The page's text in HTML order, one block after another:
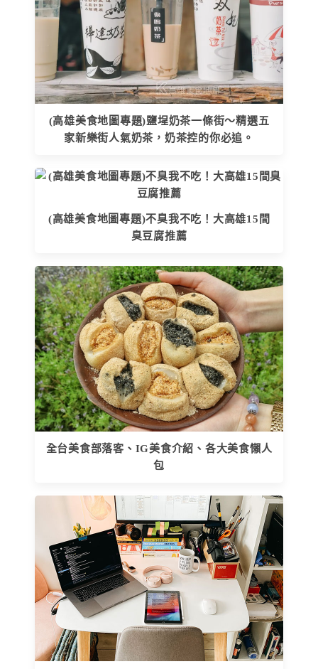
(高雄美食地圖專題)鹽埕奶茶一條街～精選五
家新樂街人氣奶茶，奶茶控的你必追。
(高雄美食地圖專題)不臭我不吃！大高雄15間
臭豆腐推薦
全台美食部落客、IG美食介紹、各大美食懶人
包